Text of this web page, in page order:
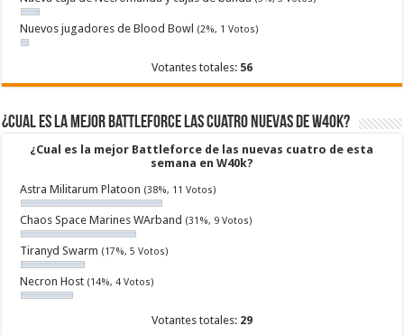
Nuevos jugadores de Blood Bowl (2%, 1 Votos)
Votantes totales: 56
¿Cual es la mejor Battleforce las cuatro nuevas de W40k?
¿Cual es la mejor Battleforce de las nuevas cuatro de esta
semana en W40k?
Astra Militarum Platoon (38%, 11 Votos)
Chaos Space Marines WArband (31%, 9 Votos)
Tiranyd Swarm (17%, 5 Votos)
Necron Host (14%, 4 Votos)
Votantes totales: 29